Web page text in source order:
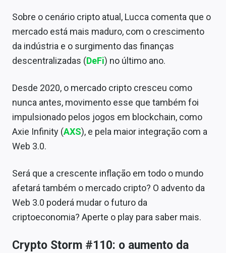
Sobre o cenário cripto atual, Lucca comenta que o
mercado está mais maduro, com o crescimento
da indústria e o surgimento das finanças
descentralizadas (DeFi) no último ano.
Desde 2020, o mercado cripto cresceu como
nunca antes, movimento esse que também foi
impulsionado pelos jogos em blockchain, como
Axie Infinity (AXS), e pela maior integração com a
Web 3.0.
Será que a crescente inflação em todo o mundo
afetará também o mercado cripto? O advento da
Web 3.0 poderá mudar o futuro da
criptoeconomia? Aperte o play para saber mais.
Crypto Storm #110: o aumento da